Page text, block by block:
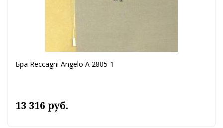
Бра Reccagni Angelo A 2805-1
13 316 руб.